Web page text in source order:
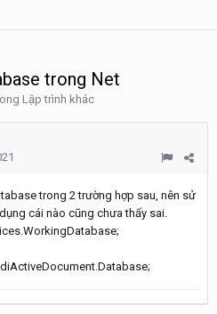
trong Net
Lập trình khác
trong 2 trường hợp sau, nên sử
cái nào cũng chưa thấy sai.